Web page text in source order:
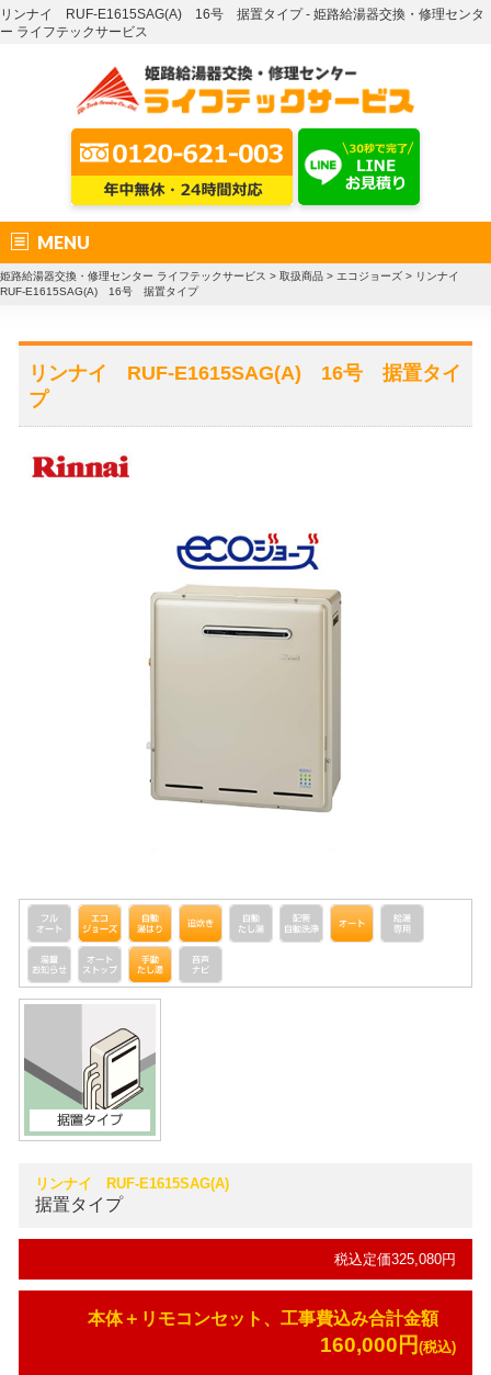
リンナイ RUF-E1615SAG(A) 16号 据置タイプ - 姫路給湯器交換・修理センタ
ー ライフテックサービス
MENU
姫路給湯器交換・修理センター ライフテックサービス > 取扱商品 > エコジョーズ > リンナイ
RUF-E1615SAG(A) 16号 据置タイプ
リンナイ RUF-E1615SAG(A) 16号 据置タイ
プ
リンナイ RUF-E1615SAG(A)
据置タイプ
税込定価325,080円
本体＋リモコンセット、工事費込み合計金額
160,000円 (税込)